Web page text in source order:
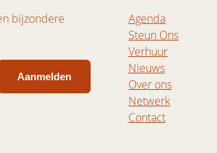
bijzondere
Agenda
Steun Ons
Verhuur
Nieuws
Over ons
Netwerk
Contact